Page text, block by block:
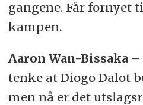
gangene. Får fornyet
kampen.
Aaron Wan-Bissaka–
tenke at Diogo Dalot
men nå er det